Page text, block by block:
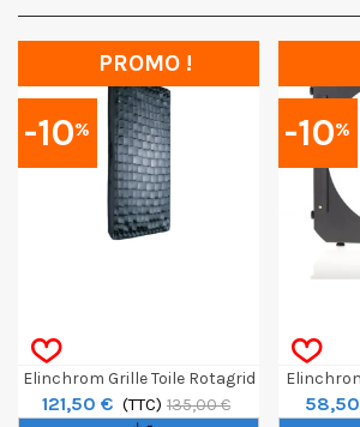
-10%
PROMO !
Elinchrom Grille Toile Rotagrid
Recta 90x110cm
121,50 € (TTC) 135,00 €
-10%